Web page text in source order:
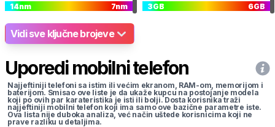
14nm 7nm
3GB 6GB
Vidi sve ključne brojeve
Uporedi mobilni telefon
Najjeftiniji telefoni sa istim ili većim ekranom, RAM-om, memorijom i
baterijom. Smisao ove liste je da ukaže kupcu na postojanje modela
koji po ovih par karateristika je isti ili bolji. Dosta korisnika traži
najjeftiniji mobilni telefon koji ima samo ove bazične parametre iste.
Ova lista nije duboka analiza, već način uštede korisnicima koji ne
prave razliku u detaljima.